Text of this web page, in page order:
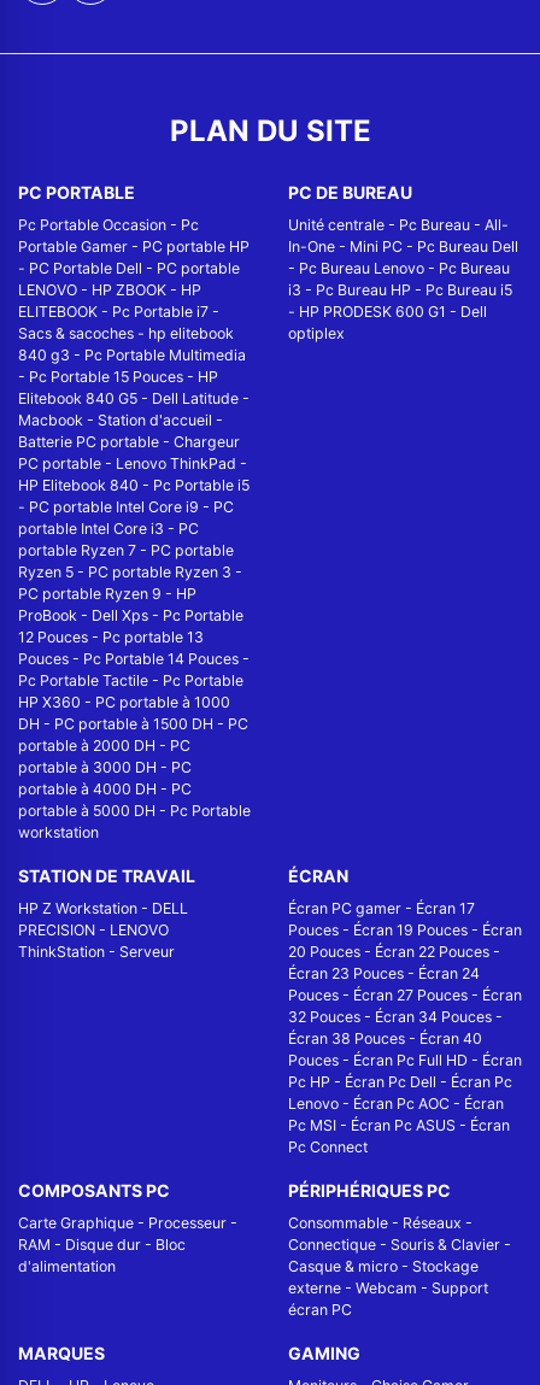
PLAN DU SITE
PC PORTABLE
Pc Portable Occasion - Pc
Portable Gamer - PC portable HP
- PC Portable Dell - PC portable
LENOVO - HP ZBOOK - HP
ELITEBOOK - Pc Portable i7 -
Sacs & sacoches - hp elitebook
840 g3 - Pc Portable Multimedia
- Pc Portable 15 Pouces - HP
Elitebook 840 G5 - Dell Latitude -
Macbook - Station d'accueil -
Batterie PC portable - Chargeur
PC portable - Lenovo ThinkPad -
HP Elitebook 840 - Pc Portable i5
- PC portable Intel Core i9 - PC
portable Intel Core i3 - PC
portable Ryzen 7 - PC portable
Ryzen 5 - PC portable Ryzen 3 -
PC portable Ryzen 9 - HP
ProBook - Dell Xps - Pc Portable
12 Pouces - Pc portable 13
Pouces - Pc Portable 14 Pouces -
Pc Portable Tactile - Pc Portable
HP X360 - PC portable à 1000
DH - PC portable à 1500 DH - PC
portable à 2000 DH - PC
portable à 3000 DH - PC
portable à 4000 DH - PC
portable à 5000 DH - Pc Portable
workstation
PC DE BUREAU
Unité centrale - Pc Bureau - All-
In-One - Mini PC - Pc Bureau Dell
- Pc Bureau Lenovo - Pc Bureau
i3 - Pc Bureau HP - Pc Bureau i5
- HP PRODESK 600 G1 - Dell
optiplex
STATION DE TRAVAIL
HP Z Workstation - DELL
PRECISION - LENOVO
ThinkStation - Serveur
ÉCRAN
Écran PC gamer - Écran 17
Pouces - Écran 19 Pouces - Écran
20 Pouces - Écran 22 Pouces -
Écran 23 Pouces - Écran 24
Pouces - Écran 27 Pouces - Écran
32 Pouces - Écran 34 Pouces -
Écran 38 Pouces - Écran 40
Pouces - Écran Pc Full HD - Écran
Pc HP - Écran Pc Dell - Écran Pc
Lenovo - Écran Pc AOC - Écran
Pc MSI - Écran Pc ASUS - Écran
Pc Connect
COMPOSANTS PC
Carte Graphique - Processeur -
RAM - Disque dur - Bloc
d'alimentation
PÉRIPHÉRIQUES PC
Consommable - Réseaux -
Connectique - Souris & Clavier -
Casque & micro - Stockage
externe - Webcam - Support
écran PC
MARQUES GAMING